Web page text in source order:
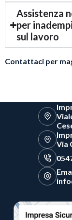
Assistenza
per
sul lavoro
Contattaci per
Via